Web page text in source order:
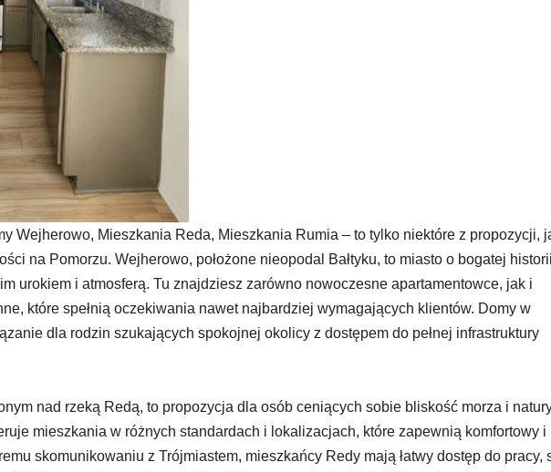
Wejherowo, Mieszkania Reda, Mieszkania Rumia – to tylko niektóre z propozycji,
na Pomorzu. Wejherowo, położone nieopodal Bałtyku, to miasto o bogatej
urokiem i atmosferą. Tu znajdziesz zarówno nowoczesne apartamentowce, jak i
które spełnią oczekiwania nawet najbardziej wymagających klientów. Domy w
dla rodzin szukających spokojnej okolicy z dostępem do pełnej infrastruktury
nad rzeką Redą, to propozycja dla osób ceniących sobie bliskość morza i
mieszkania w różnych standardach i lokalizacjach, które zapewnią komfortowy i
skomunikowaniu z Trójmiastem, mieszkańcy Redy mają łatwy dostęp do pracy,